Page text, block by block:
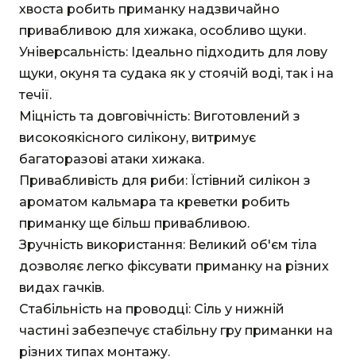
хвоста робить приманку надзвичайно
привабливою для хижака, особливо щуки.
Універсальність: Ідеально підходить для лову
щуки, окуня та судака як у стоячій воді, так і на
течії.
Міцність та довговічність: Виготовлений з
високоякісного силікону, витримує
багаторазові атаки хижака.
Привабливість для риби: Їстівний силікон з
ароматом кальмара та креветки робить
приманку ще більш привабливою.
Зручність використання: Великий об'єм тіла
дозволяє легко фіксувати приманку на різних
видах гачків.
Стабільність на проводці: Сіль у нижній
частині забезпечує стабільну гру приманки на
різних типах монтажу.